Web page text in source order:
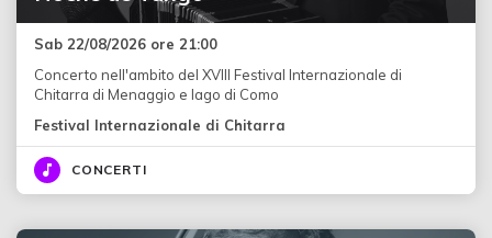
Sab 22/08/2026 ore 21:00
Concerto nell'ambito del XVIII Festival Internazionale di
Chitarra di Menaggio e lago di Como
Festival Internazionale di Chitarra
CONCERTI